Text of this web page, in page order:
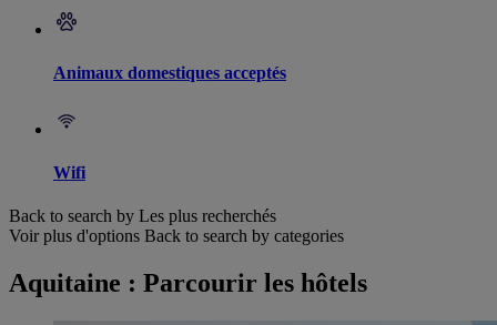
Animaux domestiques acceptés
Wifi
Back to search by Les plus recherchés
Voir plus d'options Back to search by categories
Aquitaine : Parcourir les hôtels